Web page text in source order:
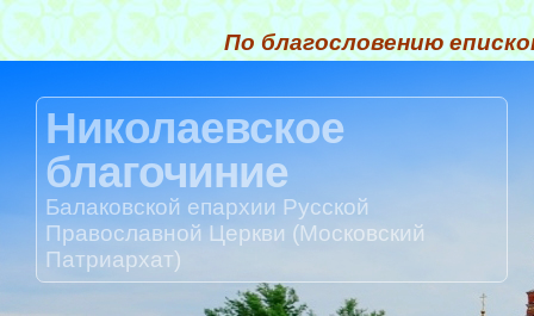
По благословению
Николаевское
благочиние
Балаковской епархии Русской
Православной Церкви (Московский
Патриархат)